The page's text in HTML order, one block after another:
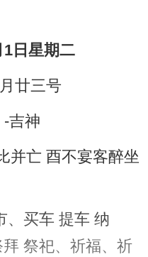
1日星期二
廿三号
-吉神
并亡 酉不宴客醉坐
、买车 提车 纳
祭祀、祈福、祈